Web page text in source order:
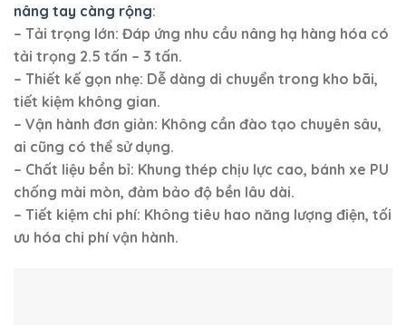
nâng tay càng rộng:
– Tải trọng lớn: Đáp ứng nhu cầu nâng hạ hàng hóa có
tải trọng 2.5 tấn – 3 tấn.
– Thiết kế gọn nhẹ: Dễ dàng di chuyển trong kho bãi,
tiết kiệm không gian.
– Vận hành đơn giản: Không cần đào tạo chuyên sâu,
ai cũng có thể sử dụng.
– Chất liệu bền bỉ: Khung thép chịu lực cao, bánh xe PU
chống mài mòn, đảm bảo độ bền lâu dài.
– Tiết kiệm chi phí: Không tiêu hao năng lượng điện, tối
ưu hóa chi phí vận hành.